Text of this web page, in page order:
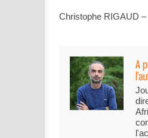
Christophe RIGAUD –